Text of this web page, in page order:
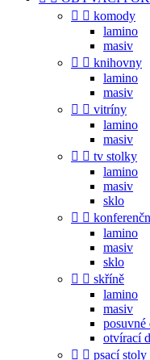
  komody
lamino
masiv
  knihovny
lamino
masiv
  vitríny
lamino
masiv
  tv stolky
lamino
masiv
sklo
 
lamino
masiv
sklo
  skříně
lamino
masiv
posuvné
otvírací
  psací stoly